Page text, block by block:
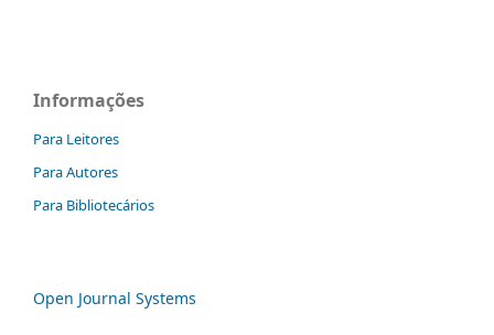
Informações
Para Leitores
Para Autores
Para Bibliotecários
Open Journal Systems